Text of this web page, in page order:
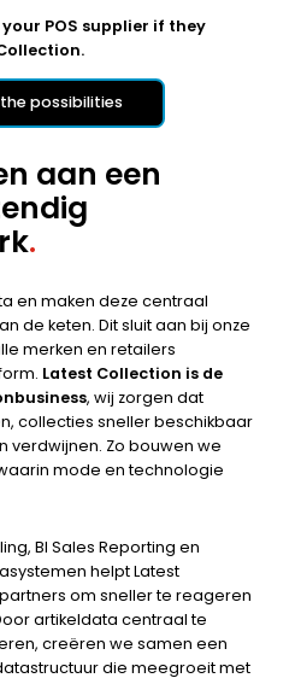
POS supplier if they
possibilities
aan een
.
en maken deze centraal
de keten. Dit sluit aan bij onze
merken en retailers
Latest Collection is de
, wij zorgen dat
collecties sneller beschikbaar
verdwijnen. Zo bouwen we
mode en technologie
BI Sales Reporting en
helpt Latest
om sneller te reageren
artikeldata centraal te
creëren we samen een
die meegroeit met